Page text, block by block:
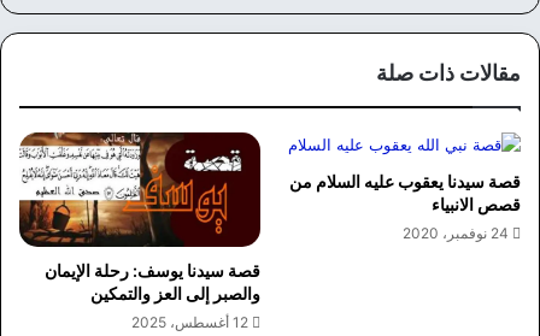
وك
مقالات ذات صلة
قصة سيدنا يعقوب عليه السلام من
قصص الانبياء
24 نوفمبر، 2020
قصة سيدنا يوسف: رحلة الإيمان
والصبر إلى العز والتمكين
12 أغسطس، 2025